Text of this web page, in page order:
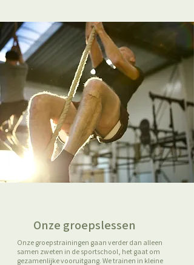
Onze groepslessen
Onze groepstrainingen gaan verder dan alleen
samen zweten in de sportschool, het gaat om
gezamenlijke vooruitgang. We trainen in kleine